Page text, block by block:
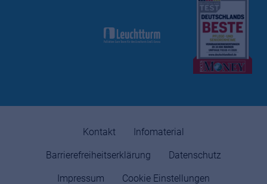
Kontakt Infomaterial
Barrierefreiheitserklärung Datenschutz
Impressum Cookie Einstellungen